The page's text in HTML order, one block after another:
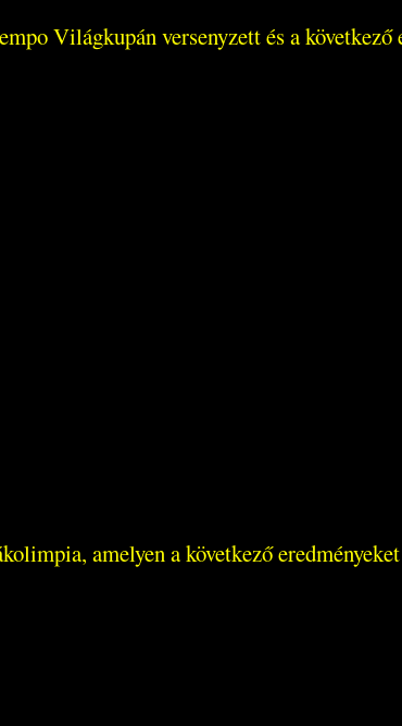
Világkupán versenyzett és a következő
amelyen a következő